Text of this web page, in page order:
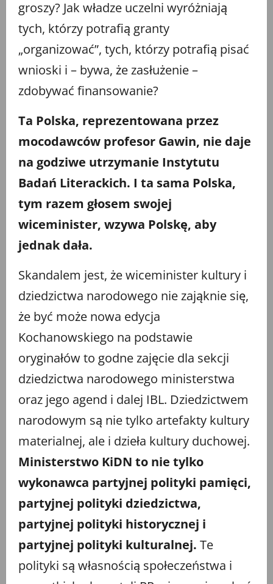
groszy? Jak władze uczelni wyróżniają
tych, którzy potrafią granty
„organizować”, tych, którzy potrafią pisać
wnioski i – bywa, że zasłużenie –
zdobywać finansowanie?
Ta Polska, reprezentowana przez
mocodawców profesor Gawin, nie daje
na godziwe utrzymanie Instytutu
Badań Literackich. I ta sama Polska,
tym razem głosem swojej
wiceminister, wzywa Polskę, aby
jednak dała.
Skandalem jest, że wiceminister kultury i
dziedzictwa narodowego nie zająknie się,
że być może nowa edycja
Kochanowskiego na podstawie
oryginałów to godne zajęcie dla sekcji
dziedzictwa narodowego ministerstwa
oraz jego agend i dalej IBL. Dziedzictwem
narodowym są nie tylko artefakty kultury
materialnej, ale i dzieła kultury duchowej.
Ministerstwo KiDN to nie tylko
wykonawca partyjnej polityki pamięci,
partyjnej polityki dziedzictwa,
partyjnej polityki historycznej i
partyjnej polityki kulturalnej. Te
polityki są własnością społeczeństwa i